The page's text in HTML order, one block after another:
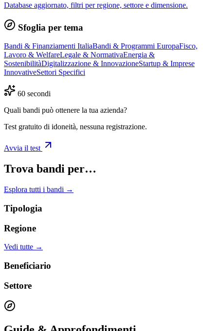
Database aggiornato, filtri per regione, settore e dimensione.
Sfoglia per tema
Bandi & Finanziamenti ItaliaBandi & Programmi EuropaFisco,
Lavoro & WelfareLegale & NormativaEnergia &
SostenibilitàDigitalizzazione & InnovazioneStartup & Imprese
InnovativeSettori Specifici
60 secondi
Quali bandi può ottenere la tua azienda?
Test gratuito di idoneità, nessuna registrazione.
Avvia il test
Trova bandi per…
Esplora tutti i bandi →
Tipologia
Regione
Vedi tutte →
Beneficiario
Settore